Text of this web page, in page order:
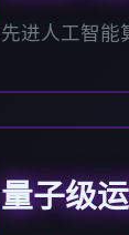
先进人工智能
量子级